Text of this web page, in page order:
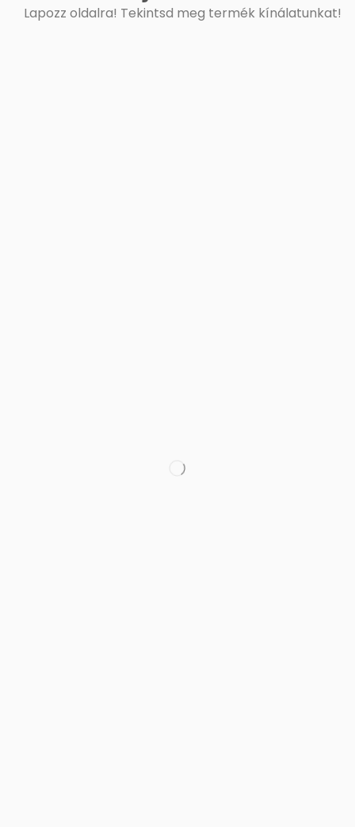
Lapozz oldalra! Tekintsd meg termék kínálatunkat!